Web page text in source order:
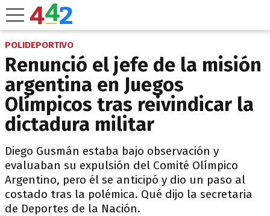
POLIDEPORTIVO
Renunció el jefe de la misión
argentina en Juegos
Olímpicos tras reivindicar la
dictadura militar
Diego Gusmán estaba bajo observación y
evaluaban su expulsión del Comité Olímpico
Argentino, pero él se anticipó y dio un paso al
costado tras la polémica. Qué dijo la secretaria
de Deportes de la Nación.